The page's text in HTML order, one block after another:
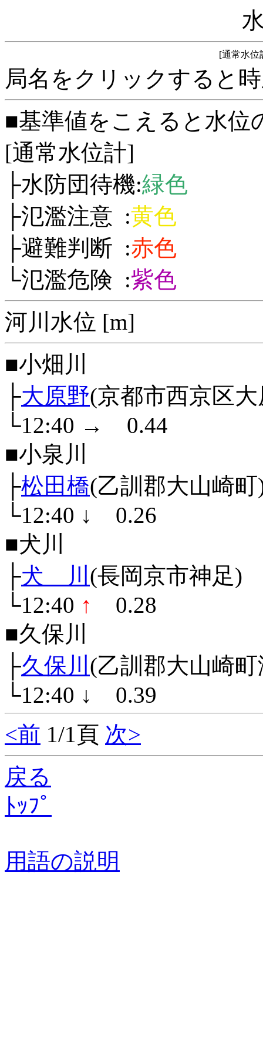
[通常水位
局名をクリックすると
■基準値をこえると水位
[通常水位計]
├水防団待機:緑色
├氾濫注意 :黄色
├避難判断 :赤色
└氾濫危険 :紫色
河川水位 [m]
■小畑川
├大原野(京都市西京区
└12:40 →
0.44
■小泉川
├松田橋(乙訓郡大山崎町
└12:40 ↓
0.26
■犬川
├犬 川 (長岡京市神足)
└12:40 ↑
0.28
■久保川
├久保川 (乙訓郡大山崎
└12:40 ↓
0.39
<前 1/1頁 次>
戻る
ﾄｯﾌﾟ
用語の説明